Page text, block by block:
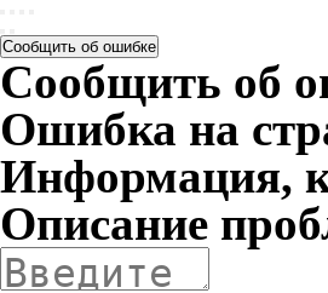
Сообщить об ошибке
Сообщить об
Ошибка на
Информация,
Описание